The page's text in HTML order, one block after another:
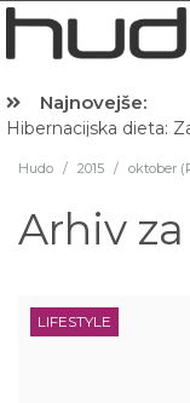
Najnovejše:
Hibernacijska dieta:
Hudo / 2015 / oktober
Arhiv za
LIFESTYLE